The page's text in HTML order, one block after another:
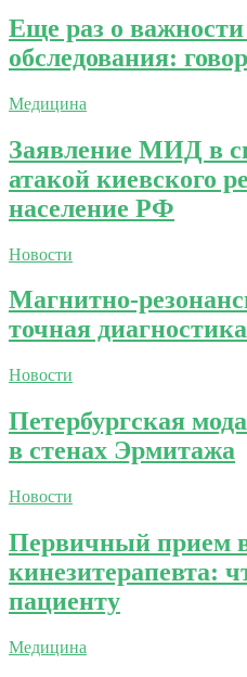
Еще раз о важности
обследования:
Медицина
Заявление МИД в
атакой киевского
население РФ
Новости
Магнитно-
точная
Новости
Петербургская
в стенах Эрмитажа
Новости
Первичный прием
кинезитерапевта:
пациенту
Медицина